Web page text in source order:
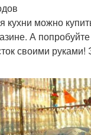
кухни можно
А
своими руками!